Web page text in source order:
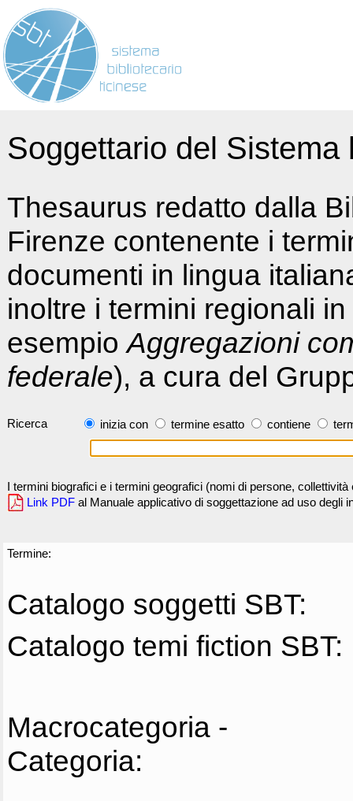
Soggettario del
Thesaurus redatto dalla
Firenze contenente i
documenti in lingua
inoltre i termini regionali
esempioAggregazioni
federale), a cura del
Ricerca inizia con termine esatto contiene
I termini biografici e i termini geografici (nomi di persone,
Link PDF al Manuale applicativo di soggettazione ad uso degli
Termine:
Catalogo soggetti SBT:
Catalogo temi fiction SBT:
Macrocategoria -
Categoria: